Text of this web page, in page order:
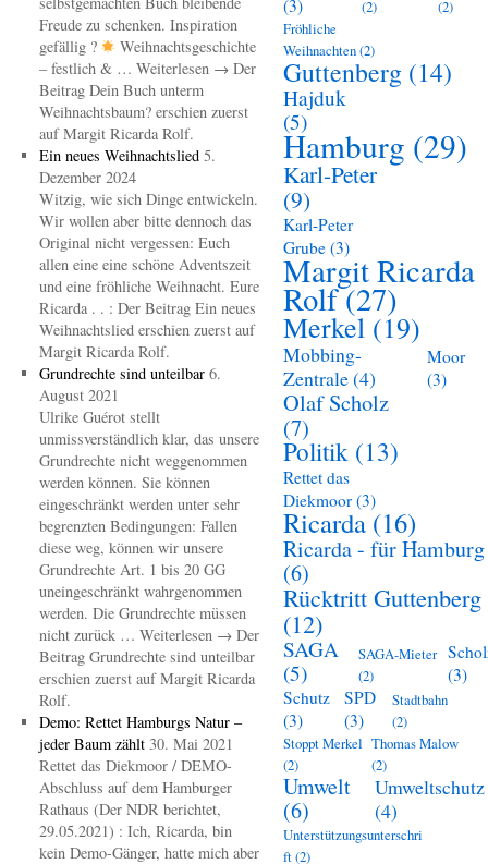
Freude zu schenken. Inspiration
gefällig ?
Weihnachtsgeschichte
– festlich & … Weiterlesen → Der
Beitrag Dein Buch unterm
Weihnachtsbaum? erschien zuerst
auf Margit Ricarda Rolf.
Ein neues Weihnachtslied 5.
Dezember 2024
Witzig, wie sich Dinge entwickeln.
Wir wollen aber bitte dennoch das
Original nicht vergessen: Euch
allen eine eine schöne Adventszeit
und eine fröhliche Weihnacht. Eure
Ricarda . . : Der Beitrag Ein neues
Weihnachtslied erschien zuerst auf
Margit Ricarda Rolf.
Grundrechte sind unteilbar 6.
August 2021
Ulrike Guérot stellt
unmissverständlich klar, das unsere
Grundrechte nicht weggenommen
werden können. Sie können
eingeschränkt werden unter sehr
begrenzten Bedingungen: Fallen
diese weg, können wir unsere
Grundrechte Art. 1 bis 20 GG
uneingeschränkt wahrgenommen
werden. Die Grundrechte müssen
nicht zurück … Weiterlesen → Der
Beitrag Grundrechte sind unteilbar
erschien zuerst auf Margit Ricarda
Rolf.
Demo: Rettet Hamburgs Natur –
jeder Baum zählt 30. Mai 2021
Rettet das Diekmoor / DEMO-
Abschluss auf dem Hamburger
Rathaus (Der NDR berichtet,
29.05.2021) : Ich, Ricarda, bin
kein Demo-Gänger, hatte mich aber
(3) (2)
(2)
Fröhliche
Weihnachten(2)
Guttenberg (14)
Hajduk
(5)
Hamburg (29)
Karl-Peter
(9)
Karl-Peter
Grube (3)
Margit Ricarda
Rolf(27)
Merkel (19)
Mobbing-
Zentrale(4)
Moor
(3)
Olaf Scholz
(7)
Politik (13)
Rettet das
Diekmoor (3)
Ricarda (16)
Ricarda - für Hamburg
(6)
Rücktritt Guttenberg
(12)
SAGA
(5)
SAGA-Mieter
(2)
(3)
Schutz
(3)
SPD
(3)
Stadtbahn
(2)
Stoppt Merkel
(2)
Thomas Malow
(2)
Umwelt
(6)
Umweltschutz
(4)
Unterstützungsunterschri
ft(2)